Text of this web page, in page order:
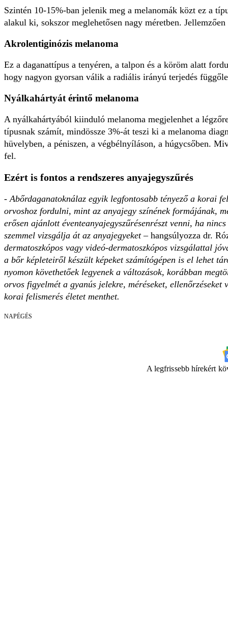
Szintén 10-15%-ban jelenik meg a melanomák közt ez a
alakul ki, sokszor meglehetősen nagy méretben.
Akrolentiginózis melanoma
Ez a daganattípus a tenyéren, a talpon és a köröm alatt
hogy nagyon gyorsan válik a radiális irányú terjedés
Nyálkahártyát érintő melanoma
A nyálkahártyából kiinduló melanoma megjelenhet a
típusnak számít, mindössze 3%-át teszi ki a melanoma
hüvelyben, a péniszen, a végbélnyíláson, a húgycsőben.
fel.
Ezért is fontos a rendszeres anyajegyszűrés
- Abőrdaganatoknálaz egyik legfontosabb tényező a korai
orvoshoz fordulni, mint az anyajegy színének formájának,
erősen ajánlott éventeanyajegyszűrésenrészt venni, ha
szemmel vizsgálja át az anyajegyeket– hangsúlyozza dr.
dermatoszkópos vagy videó-dermatoszkópos vizsgálattal
a bőr képleteiről készült képeket számítógépen is el lehet
nyomon követhetőek legyenek a változások, korábban
orvos figyelmét a gyanús jelekre, méréseket, ellenőrzéseket
korai felismerés életet menthet.
NAPÉGÉS
A legfrissebb hírekért